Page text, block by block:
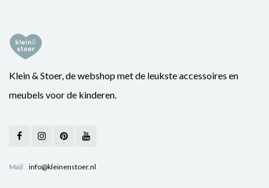
Klein & Stoer, de webshop met de leukste accessoires en
meubels voor de kinderen.
Mail info@kleinenstoer.nl